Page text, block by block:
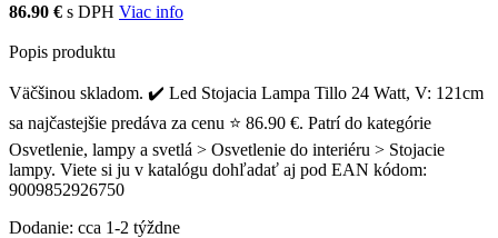
86.90 € s DPH Viac info
Popis produktu
Väčšinou skladom. ✔️ Led Stojacia Lampa Tillo 24 Watt, V: 121cm
sa najčastejšie predáva za cenu ⭐ 86.90 €. Patrí do kategórie
Osvetlenie, lampy a svetlá > Osvetlenie do interiéru > Stojacie
lampy. Viete si ju v katalógu dohľadať aj pod EAN kódom:
9009852926750
Dodanie: cca 1-2 týždne